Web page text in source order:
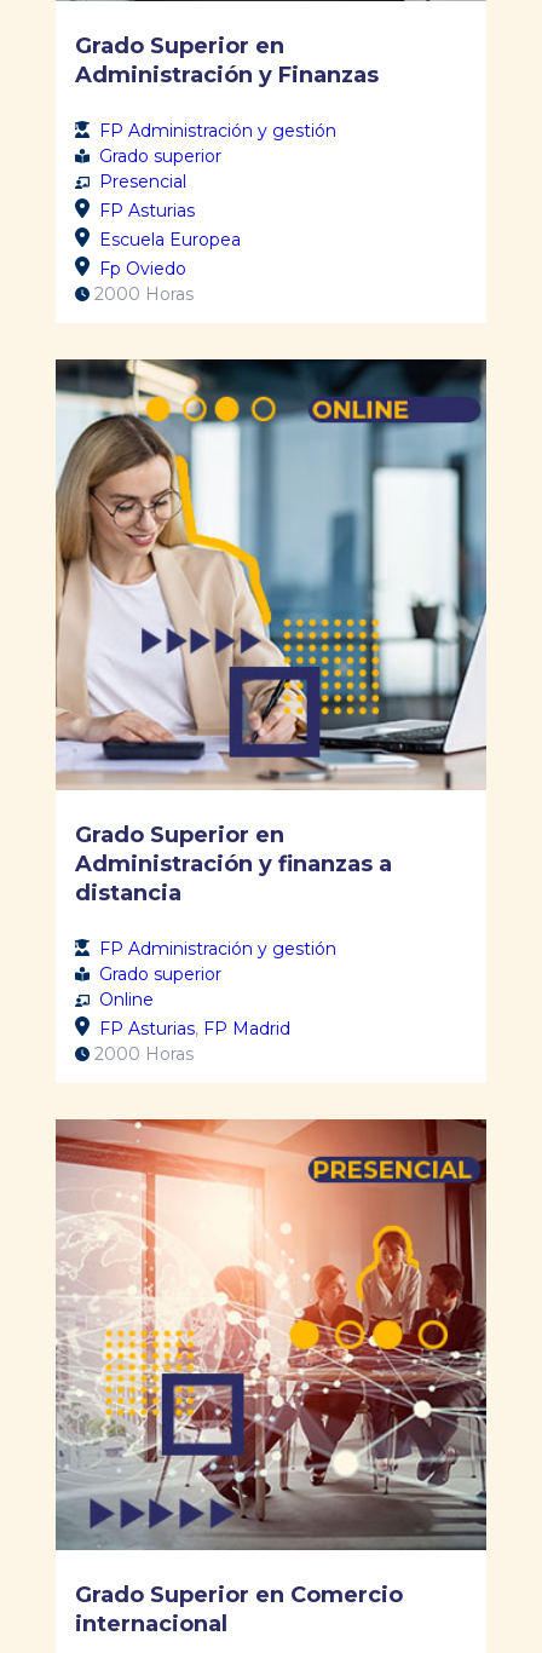
Grado Superior en
Administración y Finanzas
FP Administración y gestión
Grado superior
Presencial
FP Asturias
Escuela Europea
Fp Oviedo
2000 Horas
Grado Superior en
Administración y finanzas a
distancia
FP Administración y gestión
Grado superior
Online
FP Asturias, FP Madrid
2000 Horas
Grado Superior en Comercio
internacional